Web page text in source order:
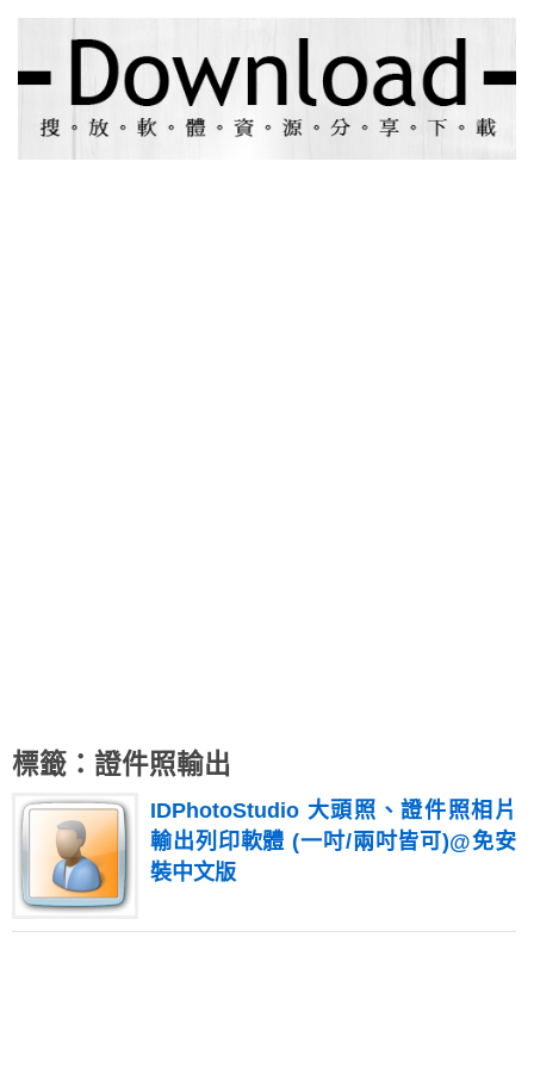
標籤：證件照輸出
IDPhotoStudio 大頭照、證件照相片
輸出列印軟體 (一吋/兩吋皆可)@免安
裝中文版